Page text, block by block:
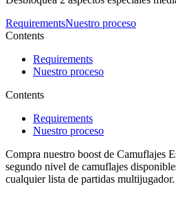
RequirementsNuestro proceso
Contents
Requirements
Nuestro proceso
Contents
Requirements
Nuestro proceso
Compra nuestro boost de Camuflajes
segundo nivel de camuflajes
cualquier lista de partidas